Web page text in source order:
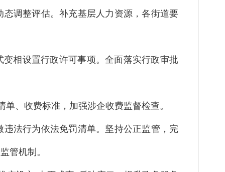
调整评估。补充基层人力资源，各街道要
相设置行政许可事项。全面落实行政审批
、收费标准，加强涉企收费监督检查。
法行为依法免罚清单。坚持公正监管，完
管机制。